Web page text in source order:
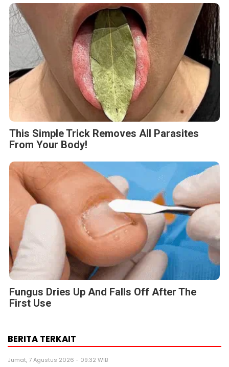
This Simple Trick Removes All Parasites
From Your Body!
Fungus Dries Up And Falls Off After The
First Use
BERITA TERKAIT
Jumat, 7 Agustus 2026 - 09:32 WIB